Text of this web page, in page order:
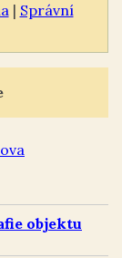
| Správní